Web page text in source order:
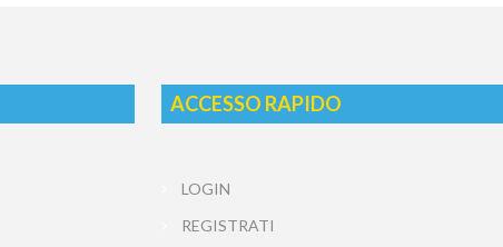
ACCESSO RAPIDO
LOGIN
REGISTRATI